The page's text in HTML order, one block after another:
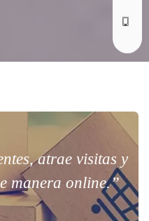
atrae visitas y
manera online.”